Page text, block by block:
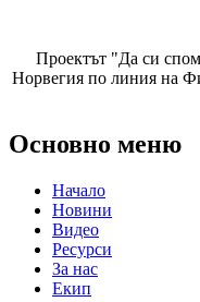
Проектът "Да си
Норвегия по линия на
Основно меню
Начало
Новини
Видео
Ресурси
За нас
Екип